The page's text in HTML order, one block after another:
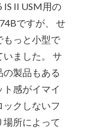
ですが、 せ
もっと小型で
ました。 サ
製品もある
感がイマイ
クしないフ
場所によって